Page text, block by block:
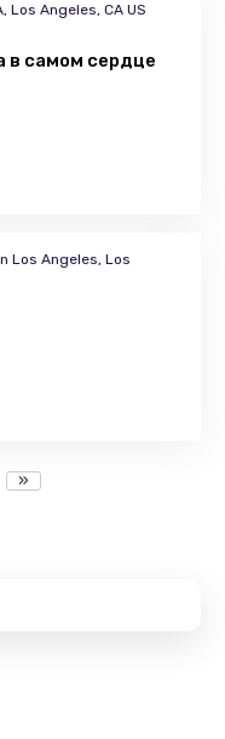
Los Angeles, CA US
в самом сердце
Los Angeles, Los
»